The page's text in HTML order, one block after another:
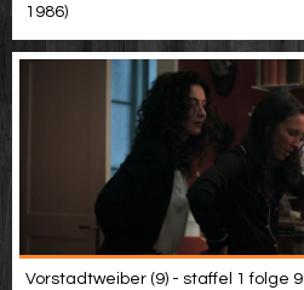
1986)
Vorstadtweiber (9) - staffel 1 folge 9